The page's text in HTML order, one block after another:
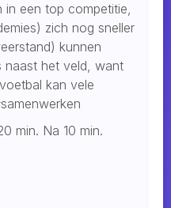
in een top competitie,
zich nog sneller
kunnen
naast het veld, want
kan vele
min. Na 10 min.